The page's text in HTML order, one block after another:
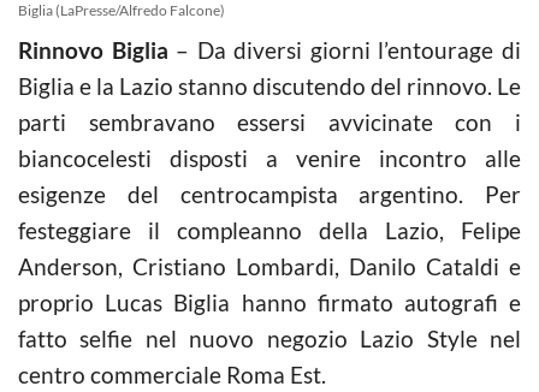
Biglia (LaPresse/Alfredo Falcone)
Rinnovo Biglia – Da diversi giorni l’entourage di
Biglia e la Lazio stanno discutendo del rinnovo. Le
parti sembravano essersi avvicinate con i
biancocelesti disposti a venire incontro alle
esigenze del centrocampista argentino. Per
festeggiare il compleanno della Lazio, Felipe
Anderson, Cristiano Lombardi, Danilo Cataldi e
proprio Lucas Biglia hanno firmato autografi e
fatto selfie nel nuovo negozio Lazio Style nel
centro commerciale Roma Est.